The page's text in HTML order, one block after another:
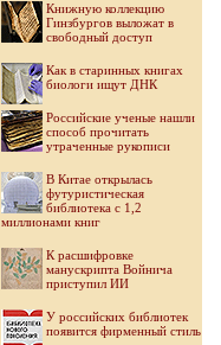
Книжную коллекцию
Гинзбургов выложат в
свободный доступ
Как в старинных книгах
биологи ищут ДНК
Российские ученые нашли
способ прочитать
утраченные рукописи
В Китае открылась
футуристическая
библиотека с 1,2
миллионами книг
К расшифровке
манускрипта Войнича
приступил ИИ
У российских библиотек
появится фирменный стиль